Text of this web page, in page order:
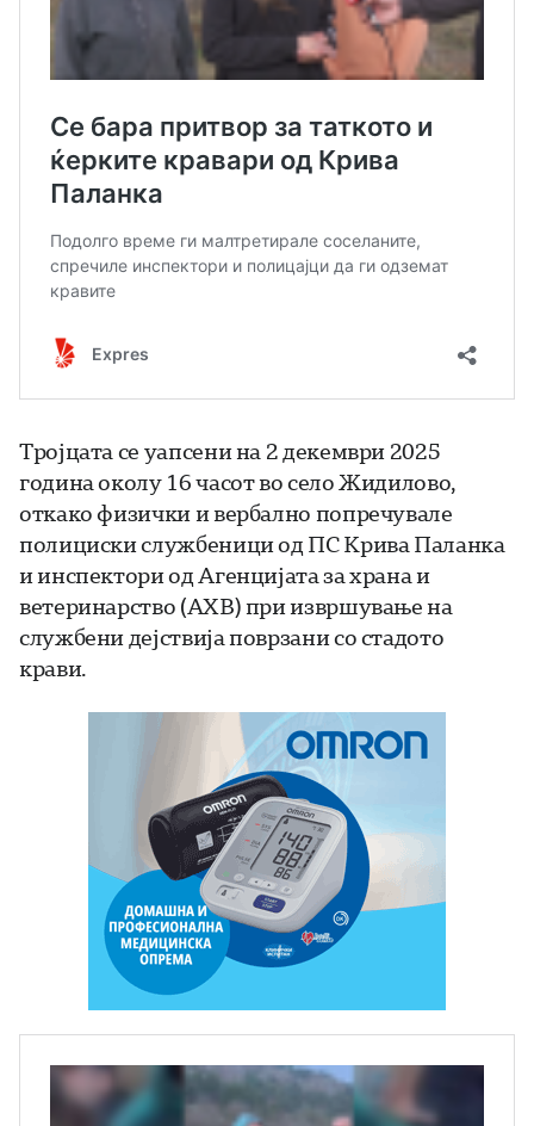
Тројцата се уапсени на 2 декември 2025
година околу 16 часот во село Жидилово,
откако физички и вербално попречувале
полициски службеници од ПС Крива Паланка
и инспектори од Агенцијата за храна и
ветеринарство (АХВ) при извршување на
службени дејствија поврзани со стадото
крави.